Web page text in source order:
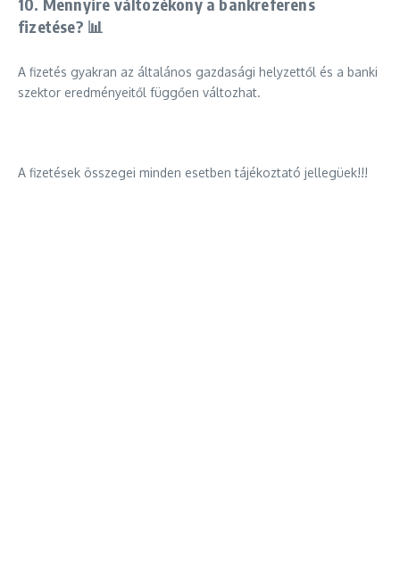
fizetése? 📊
A fizetés gyakran az általános gazdasági helyzettől és a banki
szektor eredményeitől függően változhat.
A fizetések összegei minden esetben tájékoztató jellegüek!!!